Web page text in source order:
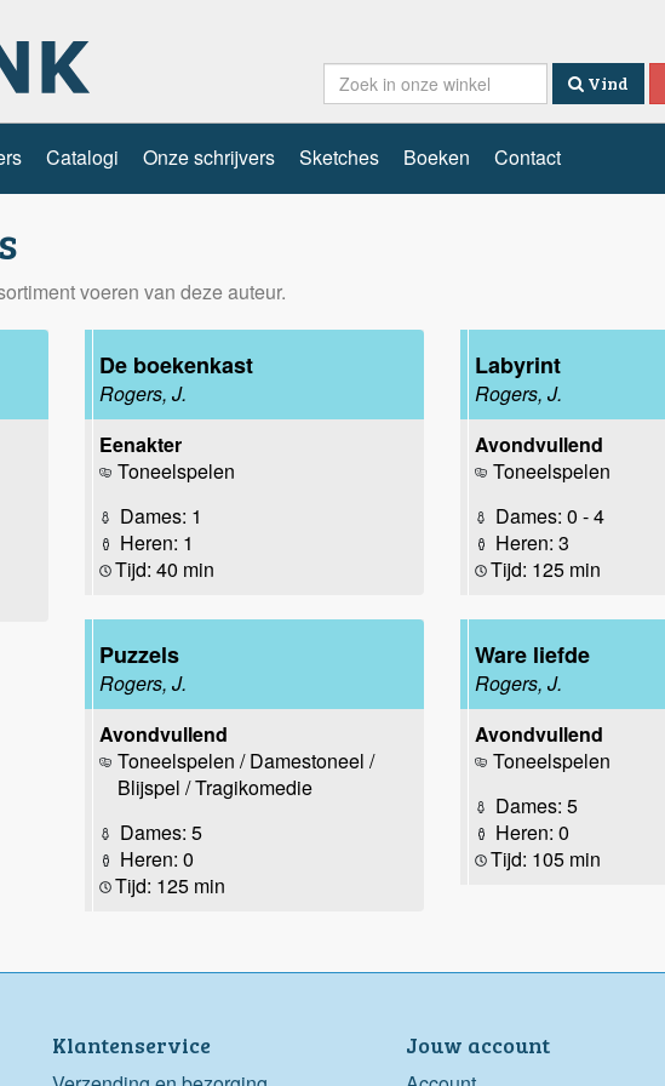
Vind
Catalogi Onze schrijvers Sketches Boeken Contact
voeren van deze auteur.
De boekenkast
Rogers, J.
Eenakter
Toneelspelen
Dames: 1
Heren: 1
Tijd: 40 min
Labyrint
Rogers, J.
Avondvullend
Toneelspelen
Dames: 0 - 4
Heren: 3
Tijd: 125 min
Puzzels
Rogers, J.
Avondvullend
Toneelspelen / Damestoneel /
Blijspel / Tragikomedie
Dames: 5
Heren: 0
Tijd: 125 min
Ware liefde
Rogers, J.
Avondvullend
Toneelspelen
Dames: 5
Heren: 0
Tijd: 105 min
Klantenservice Jouw account